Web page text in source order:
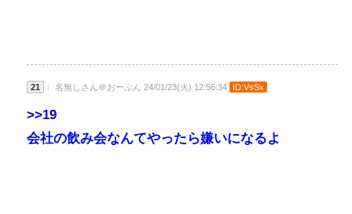
21 ： 名無しさん＠おーぷん 24/01/23(火) 12:56:34 ID:VsSx
>>19
会社の飲み会なんてやったら嫌いになるよ